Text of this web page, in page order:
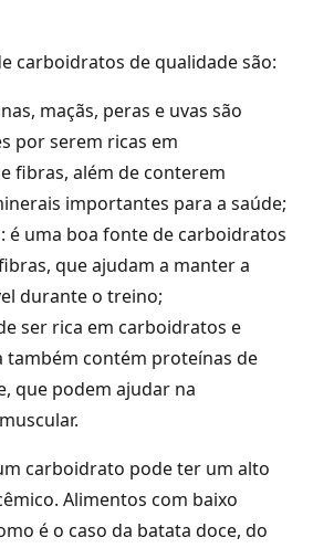
carboidratos de qualidade são:
maçãs, peras e uvas são
por serem ricas em
fibras, além de conterem
importantes para a saúde;
: é uma boa fonte de carboidratos
que ajudam a manter a
durante o treino;
ser rica em carboidratos e
também contém proteínas de
que podem ajudar na
carboidrato pode ter um alto
Alimentos com baixo
é o caso da batata doce, do